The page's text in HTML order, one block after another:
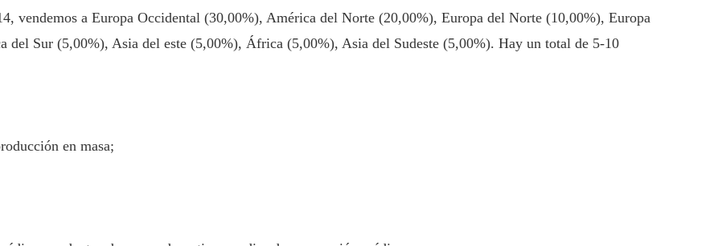
vendemos a Europa Occidental (30,00%), América del Norte (20,00%), Europa del Norte (10,00%), Europa
del Sur (5,00%), Asia del este (5,00%), África (5,00%), Asia del Sudeste (5,00%). Hay un total de 5-10
en masa;